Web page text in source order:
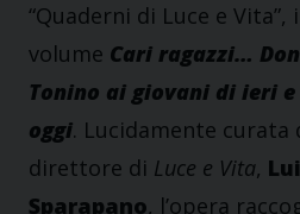
“Quaderni di Luce e Vita”,
volume Cari ragazzi… Don
Tonino ai giovani di ieri
oggi. Lucidamente curata
direttore di Luce e Vita,
Sparapano, l’opera